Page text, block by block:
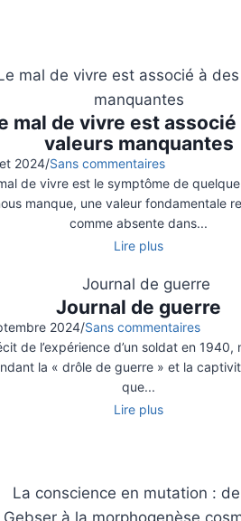
mal de vivre est associé
valeurs manquantes
2024/Sans commentaires
de vivre est le symptôme de
manque, une valeur fondamentale
comme absente dans...
Lire plus
​Journal de guerre
2024/Sans commentaires
de l’expérience d’un soldat en 1940,
la « drôle de guerre » et la
que...
Lire plus